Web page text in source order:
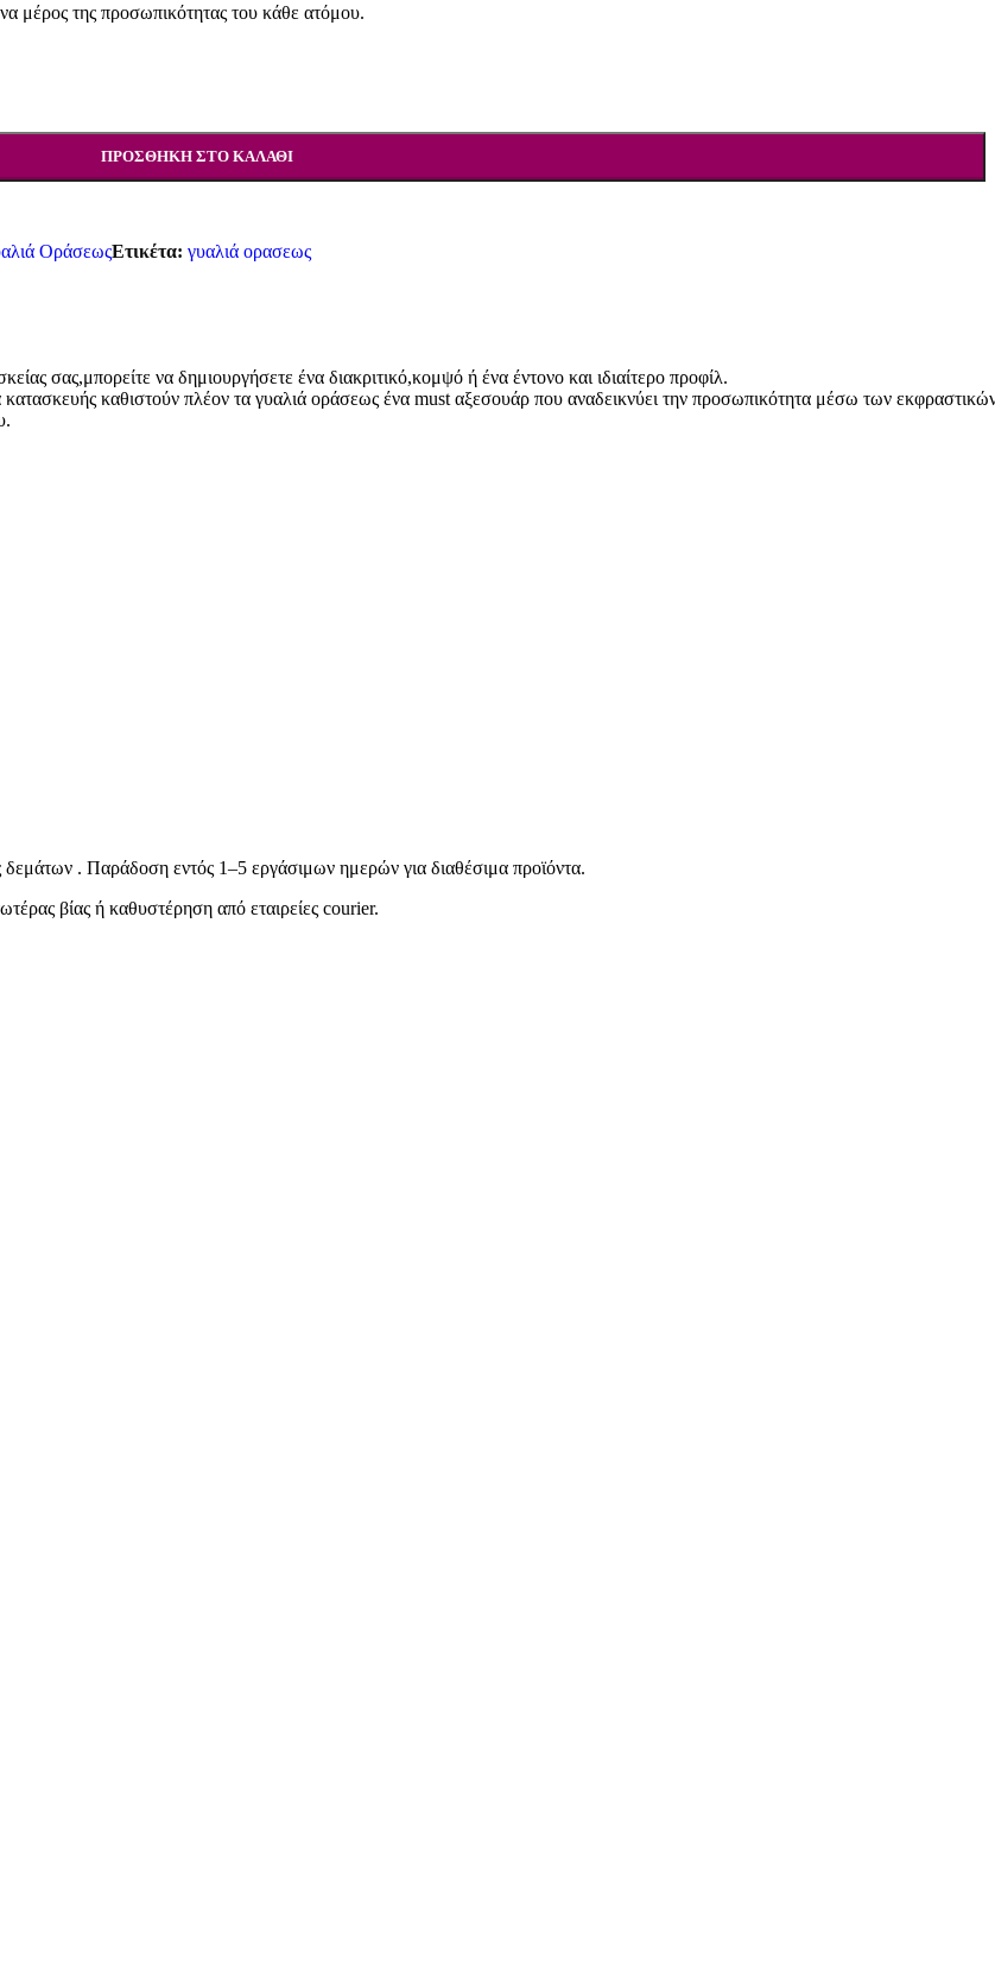
μέρος της προσωπικότητας του κάθε ατόμου.
ΠΡΟΣΘΉΚΗ ΣΤΟ ΚΑΛΆΘΙ
ΟράσεωςΕτικέτα: γυαλιά ορασεως
σας,μπορείτε να δημιουργήσετε ένα διακριτικό,κομψό ή ένα έντονο και ιδιαίτερο προφίλ.
κατασκευής καθιστούν πλέον τα γυαλιά οράσεως ένα must αξεσουάρ που αναδεικνύει την προσωπικότητα μέσω των
. Παράδοση εντός 1–5 εργάσιμων ημερών για διαθέσιμα προϊόντα.
βίας ή καθυστέρηση από εταιρείες courier.